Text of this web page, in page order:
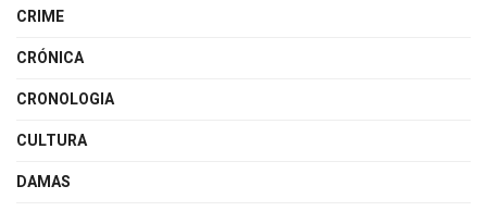
CRIME
CRÓNICA
CRONOLOGIA
CULTURA
DAMAS